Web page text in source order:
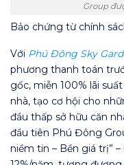
Group
Bảo chứng từ chính
Với Phú Đông Sky
phương thanh toán
gốc, miễn 100% lãi
nhà, tạo cơ hội cho
đầu thấp sở hữu căn
đầu tiên Phú Đông
niềm tin – Bền giá trị”